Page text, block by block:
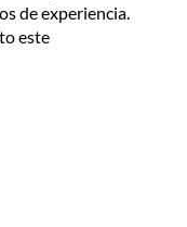
de experiencia.
este